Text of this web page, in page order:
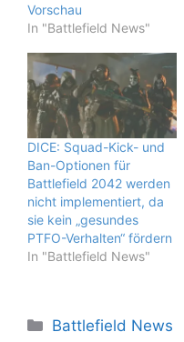
Vorschau
In "Battlefield News"
DICE: Squad-Kick- und
Ban-Optionen für
Battlefield 2042 werden
nicht implementiert, da
sie kein „gesundes
PTFO-Verhalten“ fördern
In "Battlefield News"
Kategorien
Battlefield News